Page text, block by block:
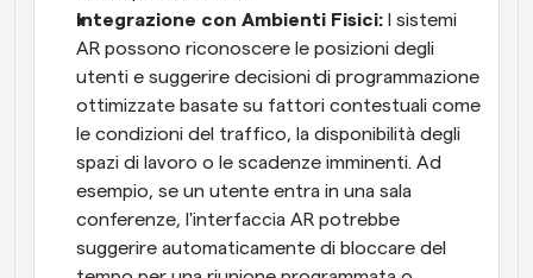
Integrazione con Ambienti Fisici:
I sistemi
AR possono riconoscere le posizioni degli
utenti e suggerire decisioni di programmazione
ottimizzate basate su fattori contestuali come
le condizioni del traffico, la disponibilità degli
spazi di lavoro o le scadenze imminenti. Ad
esempio, se un utente entra in una sala
conferenze, l'interfaccia AR potrebbe
suggerire automaticamente di bloccare del